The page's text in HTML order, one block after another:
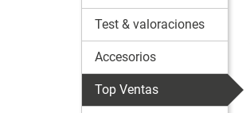
Test & valoraciones
Accesorios
Top Ventas